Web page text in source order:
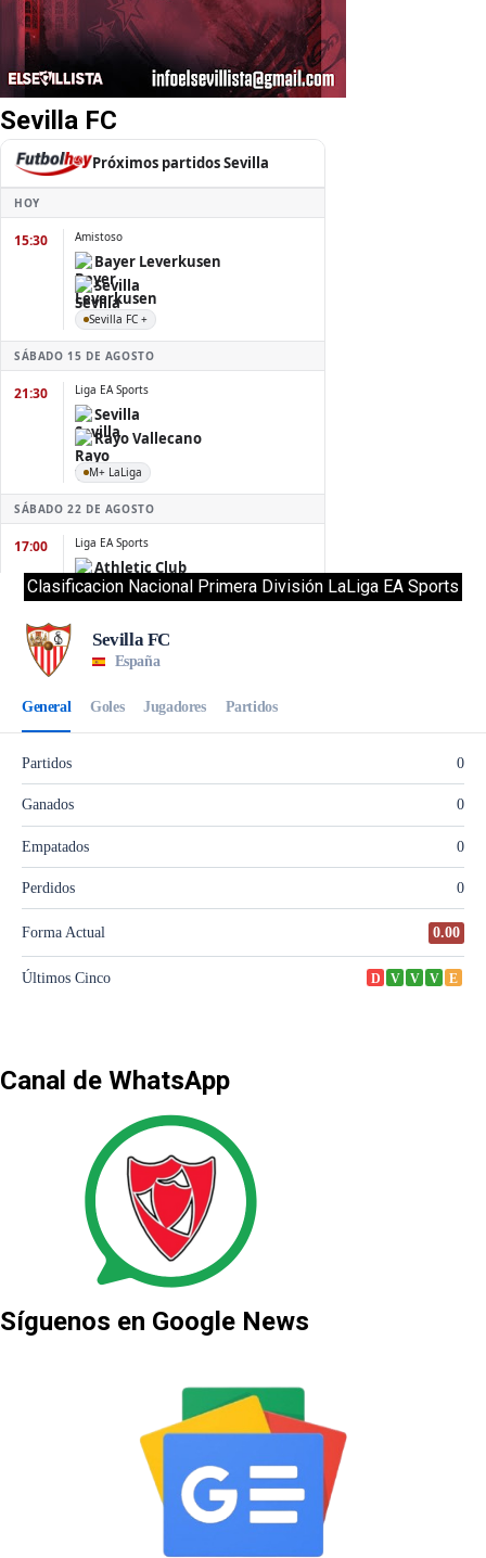
Sevilla FC
Clasificacion Nacional Primera División LaLiga EA Sports
Canal de WhatsApp
Síguenos en Google News